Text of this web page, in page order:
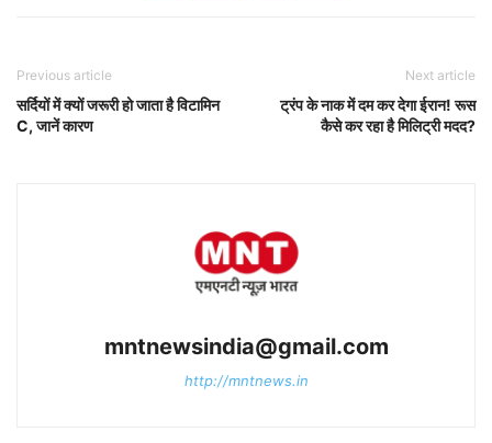
Previous article
सर्दियों में क्यों जरूरी हो जाता है विटामिन
C, जानें कारण
Next article
ट्रंप के नाक में दम कर देगा ईरान! रूस
कैसे कर रहा है मिलिट्री मदद?
mntnewsindia@gmail.com
http://mntnews.in